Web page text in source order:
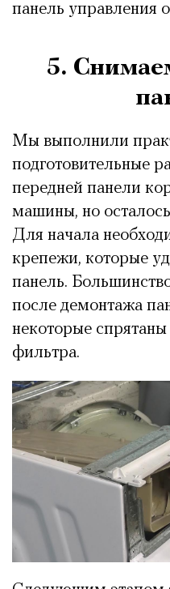
панель управления
5.
Мы выполнили
подготовительные
передней панели
машины, но
Для начала
крепежи, которые
панель.
после демонтажа
некоторые
фильтра.